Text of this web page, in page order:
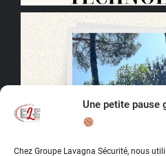
Une petite pause
Chez Groupe Lavagna Sécurité, nous